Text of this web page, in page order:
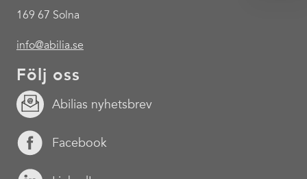
169 67 Solna
info@abilia.se
Följ oss
Abilias nyhetsbrev
Facebook